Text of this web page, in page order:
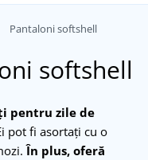
Pantaloni softshell
softshell
pentru zile de
pot fi asortați cu o
În plus, oferă